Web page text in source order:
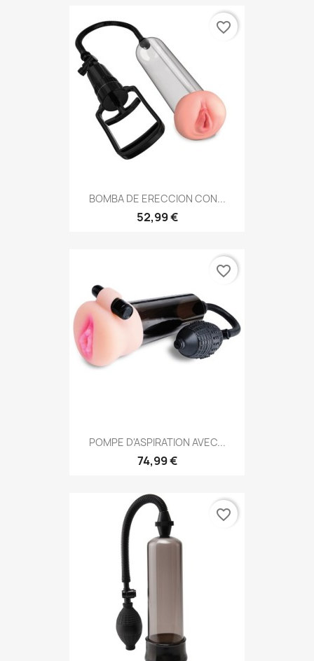
BOMBA DE ERECCION CON...
52,99 €
favorite_border
POMPE D'ASPIRATION AVEC...
74,99 €
favorite_border
favorite_border